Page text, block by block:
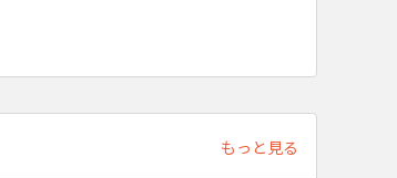
もっと見る